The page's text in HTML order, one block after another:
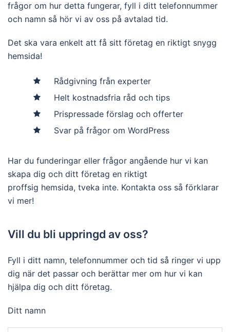
frågor om hur detta fungerar, fyll i ditt telefonnummer
och namn så hör vi av oss på avtalad tid.
Det ska vara enkelt att få sitt företag en riktigt snygg
hemsida!
Rådgivning från experter
Helt kostnadsfria råd och tips
Prispressade förslag och offerter
Svar på frågor om WordPress
Har du funderingar eller frågor angående hur vi kan
skapa dig och ditt företag en riktigt
proffsig hemsida, tveka inte. Kontakta oss så förklarar
vi mer!
Vill du bli uppringd av oss?
Fyll i ditt namn, telefonnummer och tid så ringer vi upp
dig när det passar och berättar mer om hur vi kan
hjälpa dig och ditt företag.
Ditt namn